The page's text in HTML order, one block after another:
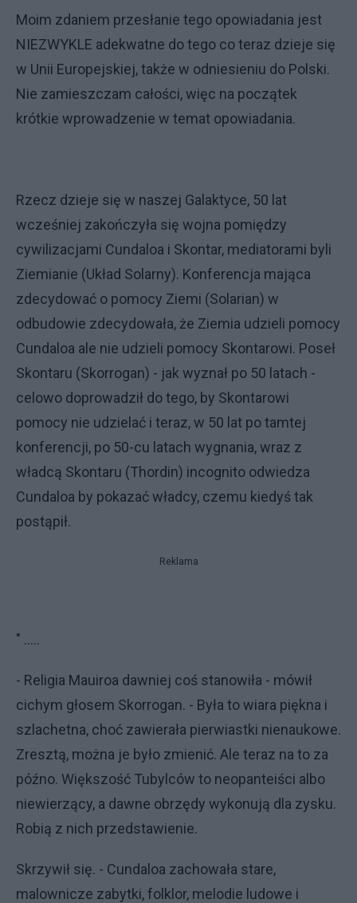
Moim zdaniem przesłanie tego opowiadania jest
NIEZWYKLE adekwatne do tego co teraz dzieje się
w Unii Europejskiej, także w odniesieniu do Polski.
Nie zamieszczam całości, więc na początek
krótkie wprowadzenie w temat opowiadania.
Rzecz dzieje się w naszej Galaktyce, 50 lat
wcześniej zakończyła się wojna pomiędzy
cywilizacjami Cundaloa i Skontar, mediatorami byli
Ziemianie (Układ Solarny). Konferencja mająca
zdecydować o pomocy Ziemi (Solarian) w
odbudowie zdecydowała, że Ziemia udzieli pomocy
Cundaloa ale nie udzieli pomocy Skontarowi. Poseł
Skontaru (Skorrogan) - jak wyznał po 50 latach -
celowo doprowadził do tego, by Skontarowi
pomocy nie udzielać i teraz, w 50 lat po tamtej
konferencji, po 50-cu latach wygnania, wraz z
władcą Skontaru (Thordin) incognito odwiedza
Cundaloa by pokazać władcy, czemu kiedyś tak
postąpił.
Reklama
" .....
- Religia Mauiroa dawniej coś stanowiła - mówił
cichym głosem Skorrogan. - Była to wiara piękna i
szlachetna, choć zawierała pierwiastki nienaukowe.
Zresztą, można je było zmienić. Ale teraz na to za
późno. Większość Tubylców to neopanteiści albo
niewierzący, a dawne obrzędy wykonują dla zysku.
Robią z nich przedstawienie.
Skrzywił się. - Cundaloa zachowała stare,
malownicze zabytki, folklor, melodie ludowe i